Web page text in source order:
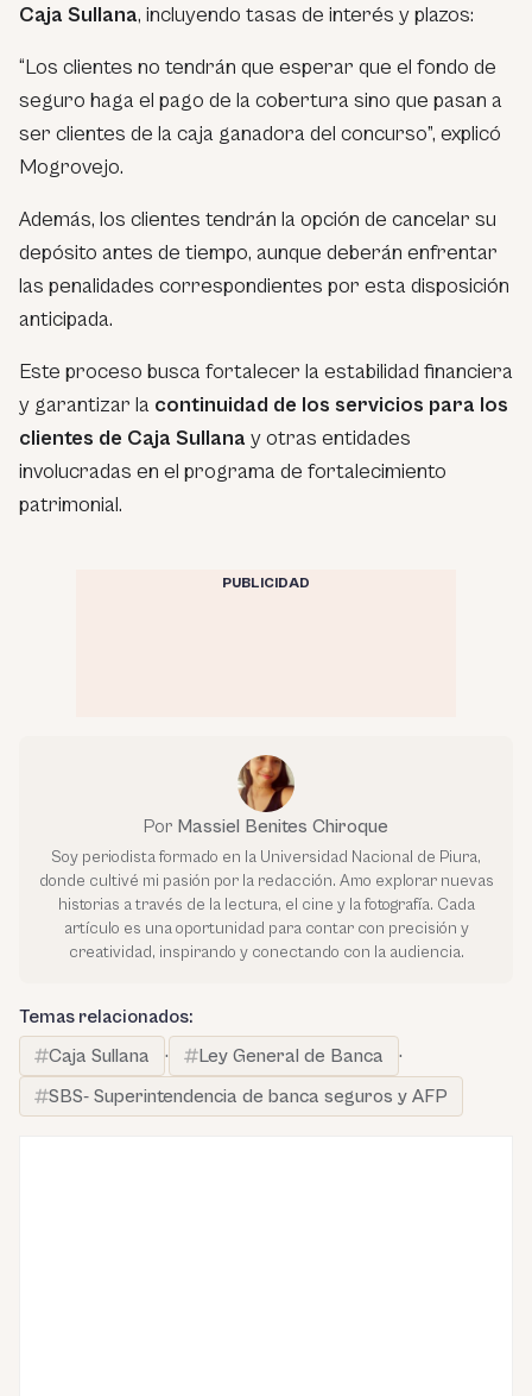
Caja Sullana, incluyendo tasas de interés y plazos:
“Los clientes no tendrán que esperar que el fondo de
seguro haga el pago de la cobertura sino que pasan a
ser clientes de la caja ganadora del concurso”, explicó
Mogrovejo.
Además, los clientes tendrán la opción de cancelar su
depósito antes de tiempo, aunque deberán enfrentar
las penalidades correspondientes por esta disposición
anticipada.
Este proceso busca fortalecer la estabilidad financiera
y garantizar la continuidad de los servicios para los
clientes de Caja Sullana y otras entidades
involucradas en el programa de fortalecimiento
patrimonial.
PUBLICIDAD
Por Massiel Benites Chiroque
Soy periodista formado en la Universidad Nacional de Piura,
donde cultivé mi pasión por la redacción. Amo explorar nuevas
historias a través de la lectura, el cine y la fotografía. Cada
artículo es una oportunidad para contar con precisión y
creatividad, inspirando y conectando con la audiencia.
Temas relacionados:
Caja Sullana
· Ley General de Banca
·
SBS- Superintendencia de banca seguros y AFP